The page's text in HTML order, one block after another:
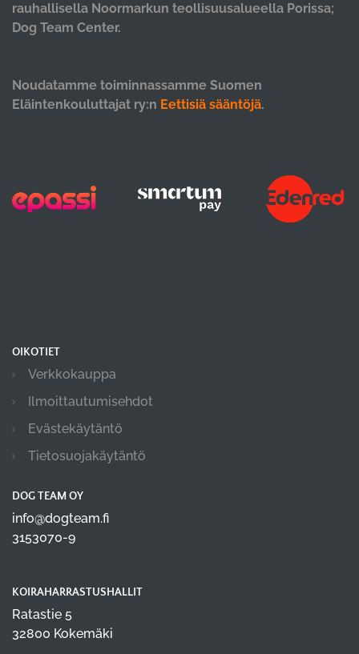
rauhallisella Noormarkun teollisuusalueella Porissa;
Dog Team Center.
Noudatamme toiminnassamme Suomen
Eläintenkouluttajat ry:n Eettisiä sääntöjä.
OIKOTIET
Verkkokauppa
Ilmoittautumisehdot
Evästekäytäntö
Tietosuojakäytäntö
DOG TEAM OY
info@dogteam.fi
3153070-9
KOIRAHARRASTUSHALLIT
Ratastie 5
32800 Kokemäki